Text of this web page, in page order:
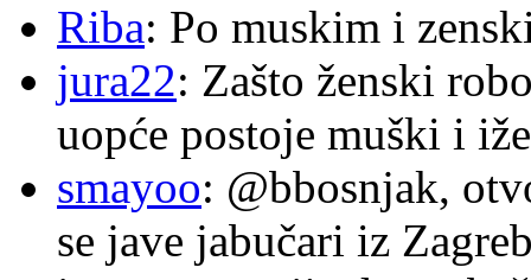
Riba: Po muskim i
jura22: Zašto ženski
uopće postoje muški i
smayoo: @bbosnjak,
se jave jabučari iz